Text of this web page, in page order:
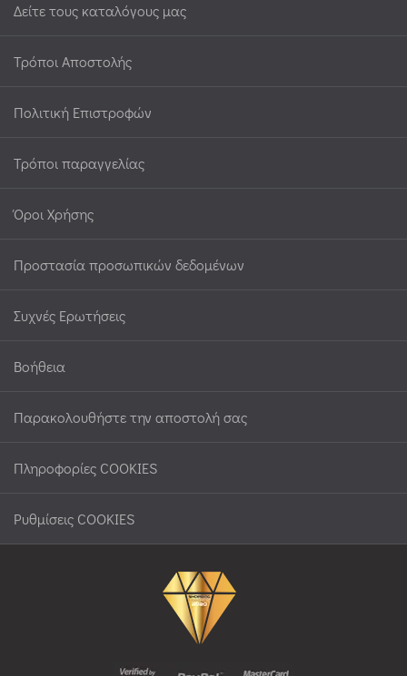
Δείτε τους καταλόγους μας
Τρόποι Αποστολής
Πολιτική Επιστροφών
Τρόποι παραγγελίας
Όροι Χρήσης
Προστασία προσωπικών δεδομένων
Συχνές Ερωτήσεις
Βοήθεια
Παρακολουθήστε την αποστολή σας
Πληροφορίες COOKIES
Ρυθμίσεις COOKIES